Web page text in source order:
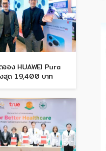
จอง HUAWEI Pura
สุด 19,400 บาท